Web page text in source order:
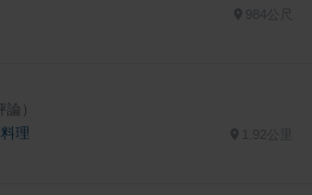
984公尺
論）
理